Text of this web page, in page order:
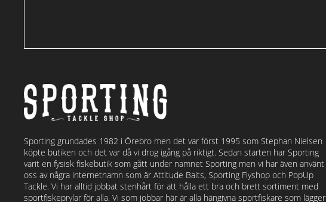
Sporting grundades 1982 i Örebro men det var först 1995 som Stephan Nielsen
köpte butiken och det var då vi drog igång på riktigt. Sedan starten har Sporting
varit en fysisk fiskebutik som gått under namnet Sporting men vi har även använt
oss av några internetnamn som är Attitude Baits, Sporting Flyshop och PopUp
Tackle. Vi har alltid jobbat stenhårt för att hålla ett bra och brett sortiment med
sportfiskeprylar för alla. Vi som jobbar här är alla hängivna sportfiskare som lägger